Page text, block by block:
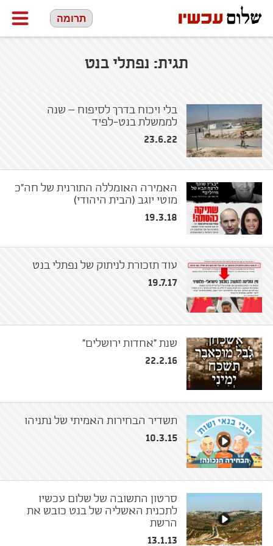
תרומה
תגית: נפתלי בנט
בלי ויכוח בדרך לסיפוח – שנה
לממשלת בנט-לפיד
23.6.22
האמירה האומללה התורנית של חה״כ
מוטי יוגב (הבית היהודי)
19.3.18
עוד תזכורת לניתוק של נפתלי בנט
19.7.17
שנת ״אחדות ירושלים״
22.2.16
תשדיר הבחירות האמיתי של נתניהו
10.3.15
סרטון התשובה של שלום עכשיו
לתכנית האשליה של בנט כובש את
הרשת
13.1.13